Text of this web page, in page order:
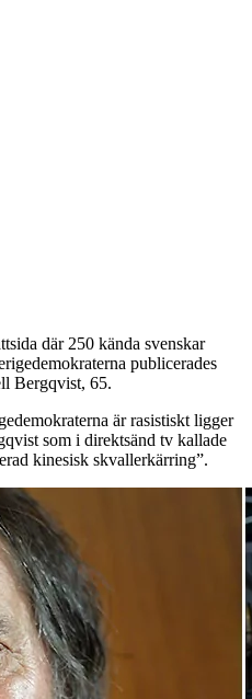
där 250 kända svenskar
publicerades
Bergqvist, 65.
är rasistiskt ligger
som i direktsänd tv kallade
kinesisk skvallerkärring”.